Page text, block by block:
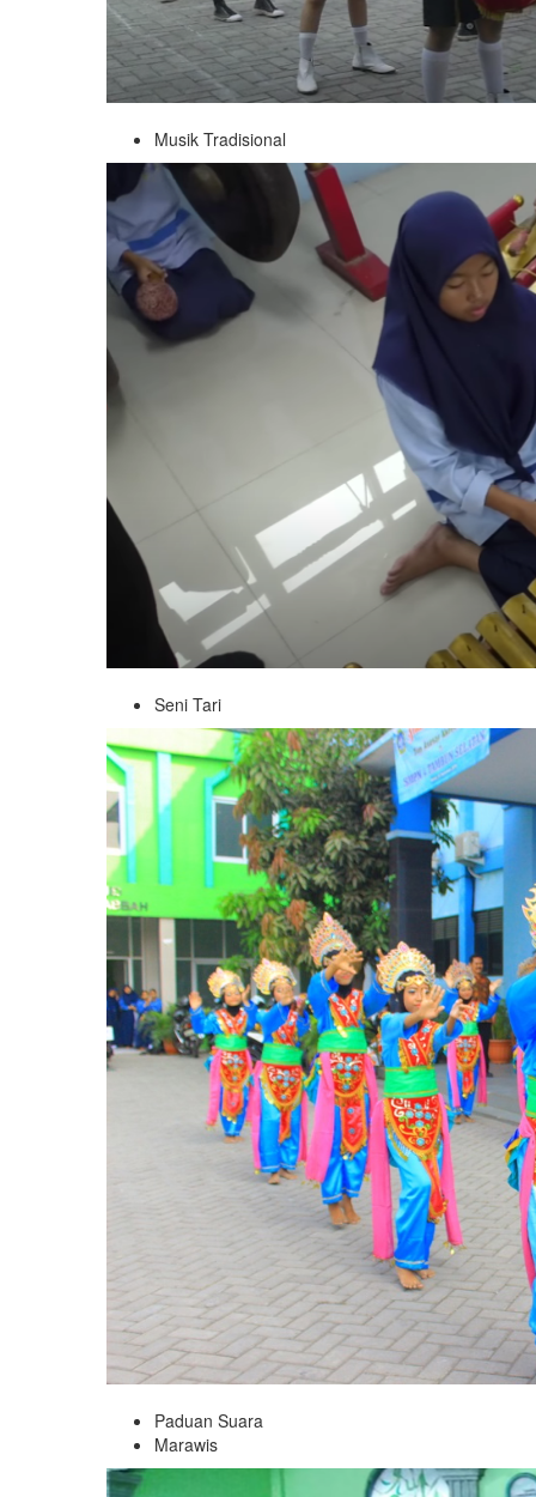
Musik Tradisional
Seni Tari
Paduan Suara
Marawis